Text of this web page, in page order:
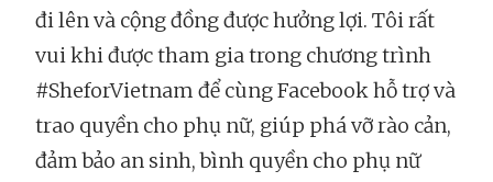
đi lên và cộng đồng được hưởng lợi. Tôi rất
vui khi được tham gia trong chương trình
#SheforVietnam để cùng Facebook hỗ trợ và
trao quyền cho phụ nữ, giúp phá vỡ rào cản,
đảm bảo an sinh, bình quyền cho phụ nữ